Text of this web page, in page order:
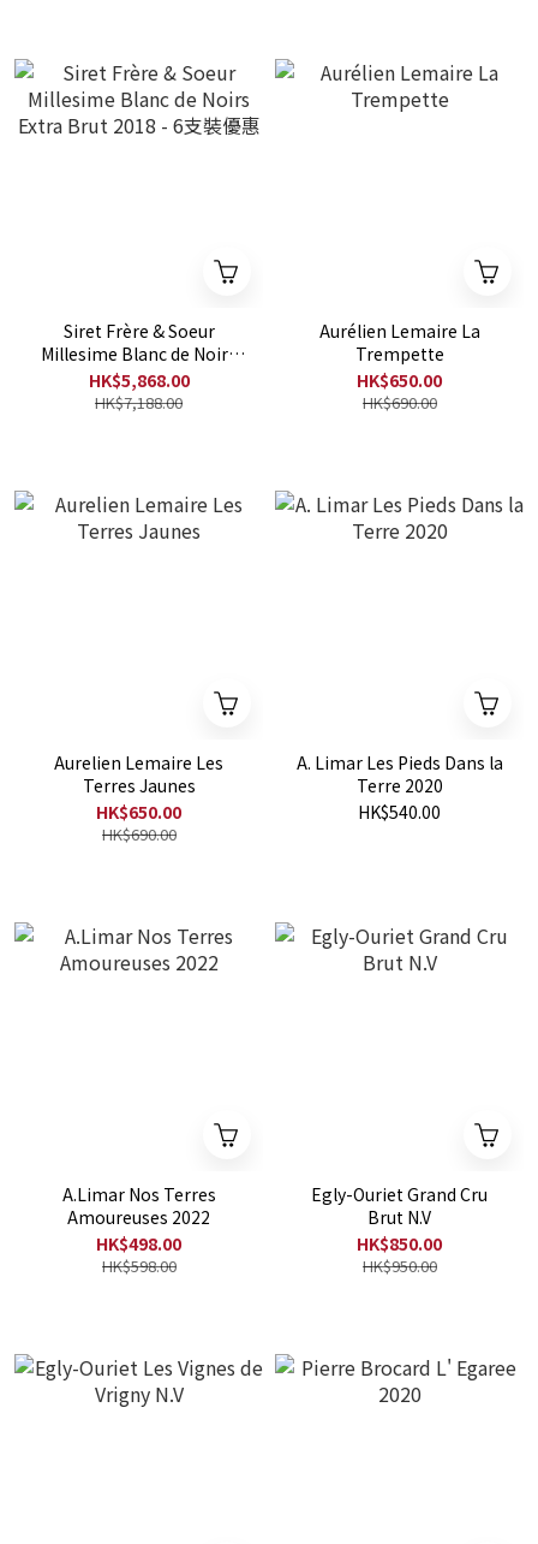
Siret Frère & Soeur
Millesime Blanc de Noirs
Extra Brut 2018 - 6支裝優
惠
HK$5,868.00
HK$7,188.00
Aurélien Lemaire La
Trempette
HK$650.00
HK$690.00
Aurelien Lemaire Les
Terres Jaunes
HK$650.00
HK$690.00
A. Limar Les Pieds Dans la
Terre 2020
HK$540.00
A.Limar Nos Terres
Amoureuses 2022
HK$498.00
HK$598.00
Egly-Ouriet Grand Cru
Brut N.V
HK$850.00
HK$950.00